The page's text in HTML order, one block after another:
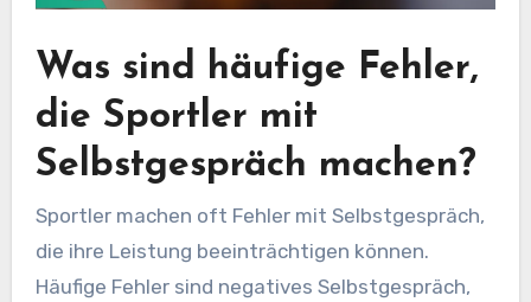
Was sind häufige Fehler,
die Sportler mit
Selbstgespräch machen?
Sportler machen oft Fehler mit Selbstgespräch,
die ihre Leistung beeinträchtigen können.
Häufige Fehler sind negatives Selbstgespräch,